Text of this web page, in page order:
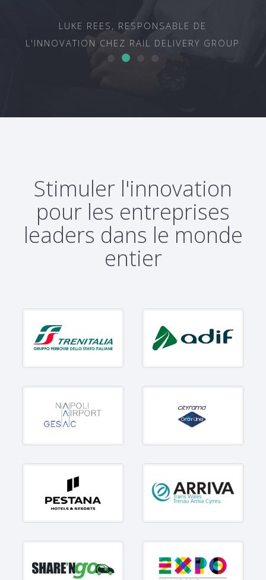
LUKE REES, RESPONSABLE DE
L'INNOVATION CHEZ RAIL DELIVERY GROUP
Stimuler l'innovation
pour les entreprises
leaders dans le monde
entier